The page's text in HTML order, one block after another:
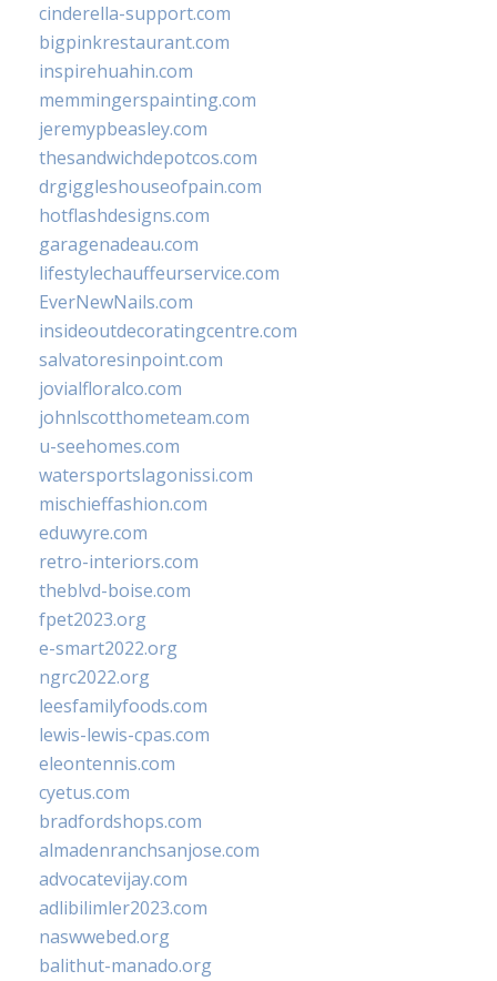
cinderella-support.com
bigpinkrestaurant.com
inspirehuahin.com
memmingerspainting.com
jeremypbeasley.com
thesandwichdepotcos.com
drgiggleshouseofpain.com
hotflashdesigns.com
garagenadeau.com
lifestylechauffeurservice.com
EverNewNails.com
insideoutdecoratingcentre.com
salvatoresinpoint.com
jovialfloralco.com
johnlscotthometeam.com
u-seehomes.com
watersportslagonissi.com
mischieffashion.com
eduwyre.com
retro-interiors.com
theblvd-boise.com
fpet2023.org
e-smart2022.org
ngrc2022.org
leesfamilyfoods.com
lewis-lewis-cpas.com
eleontennis.com
cyetus.com
bradfordshops.com
almadenranchsanjose.com
advocatevijay.com
adlibilimler2023.com
naswwebed.org
balithut-manado.org